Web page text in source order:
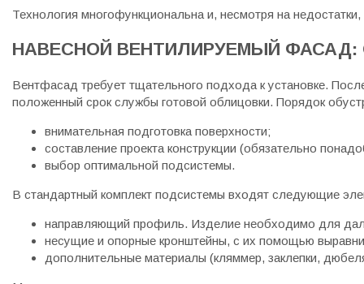
Технология многофункциональна и, несмотря на недостатки,
НАВЕСНОЙ ВЕНТИЛИРУЕМЫЙ
Вентфасад требует тщательного подхода к установке.
положенный срок службы готовой облицовки. Порядок
внимательная подготовка поверхности;
составление проекта конструкции (обязательно
выбор оптимальной подсистемы.
В стандартный комплект подсистемы входят следующие
направляющий профиль. Изделие необходимо для
несущие и опорные кронштейны, с их помощью
дополнительные материалы (кляммер, заклепки,